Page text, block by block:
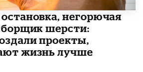
негорючая
шерсти:
проекты,
жизнь лучше